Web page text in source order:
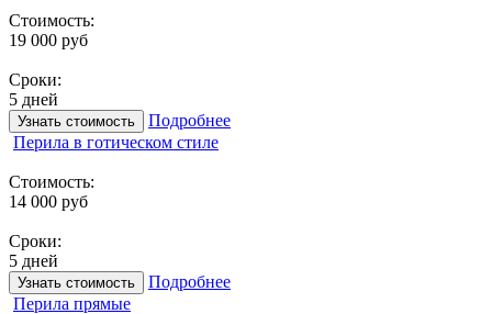
Стоимость:
19 000 руб
Сроки:
5 дней
Узнать стоимость
Подробнее
Перила в готическом стиле
Стоимость:
14 000 руб
Сроки:
5 дней
Узнать стоимость
Подробнее
Перила прямые